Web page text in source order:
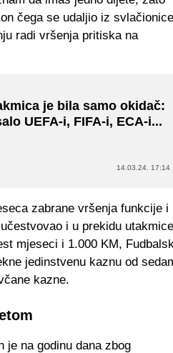
čega se udaljio iz
radi vršenja pritiska na
je bila samo okidač:
UEFA-i, FIFA-i, ECA-i...
14.03.24. 17:14
zabrane vršenja funkcije i
i u prekidu
mjeseci i 1.000 KM,
jedinstvenu kaznu od
kazne.
je na godinu dana zbog